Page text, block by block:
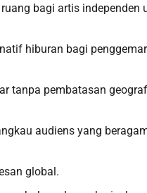
bagi artis independen
hiburan bagi penggemar
tanpa pembatasan
audiens yang
global.